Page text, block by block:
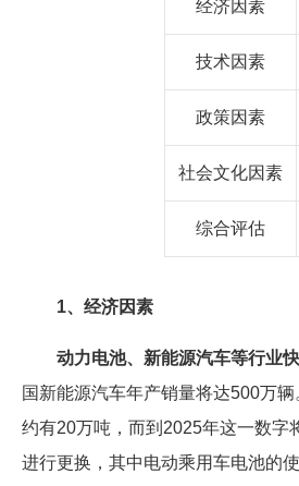
经济因素
技术因素
政策因素
社会文化因素
综合评估
1、经济因素
动力电池、新能源汽车等行业
国新能源汽车年产销量将达500万
约有20万吨，而到2025年这一数字
进行更换，其中电动乘用车电池的